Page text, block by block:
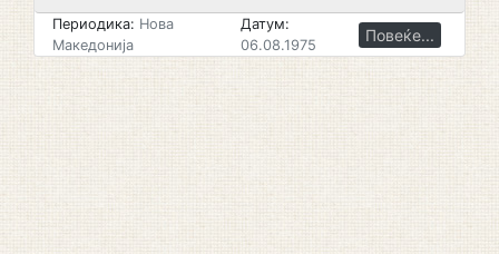
Периодика: Нова
Македонија
Датум:
06.08.1975
Повеќе...